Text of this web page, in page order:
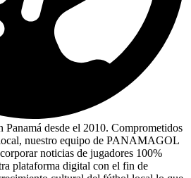
desde el 2010. Comprometidos
nuestro equipo de PANAMAGOL
noticias de jugadores 100%
plataforma digital con el fin de